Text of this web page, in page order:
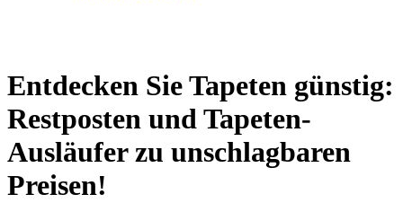
Entdecken Sie Tapeten günstig:
Restposten und Tapeten-
Ausläufer zu unschlagbaren
Preisen!